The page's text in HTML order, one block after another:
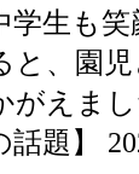
学生も
と、園
がえま
話題】